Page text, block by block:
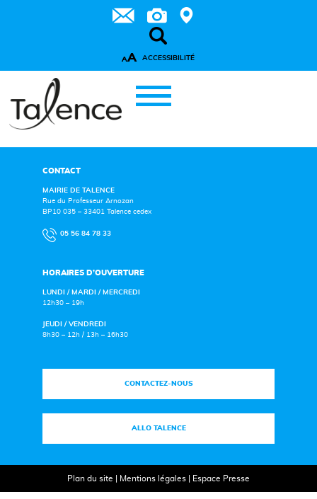
AA ACCESSIBILITÉ
CONTACT
MAIRIE DE TALENCE
Rue du Professeur Arnozan
BP10 035 – 33401 Talence cedex
05 56 84 78 33
HORAIRES D’OUVERTURE
LUNDI / MARDI / MERCREDI
12h30 – 19h
JEUDI / VENDREDI
8h30 – 12h / 13h – 16h30
CONTACTEZ-NOUS
ALLO TALENCE
Plan du site Mentions légales| Espace Presse